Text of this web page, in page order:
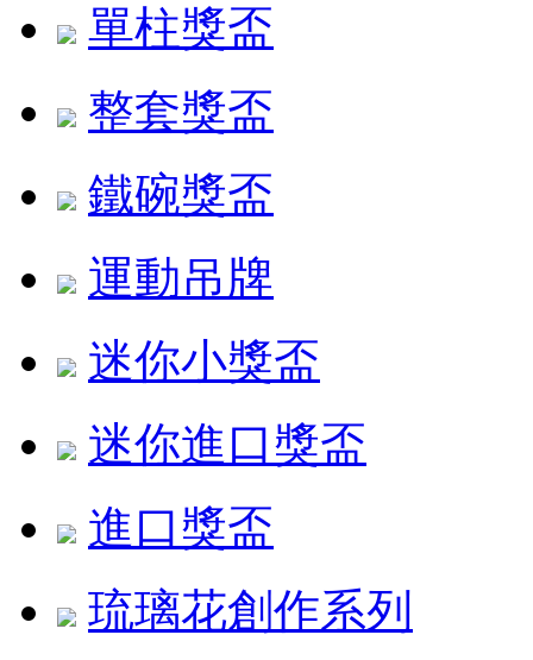
單柱獎盃
整套獎盃
鐵碗獎盃
運動吊牌
迷你小獎盃
迷你進口獎盃
進口獎盃
琉璃花創作系列